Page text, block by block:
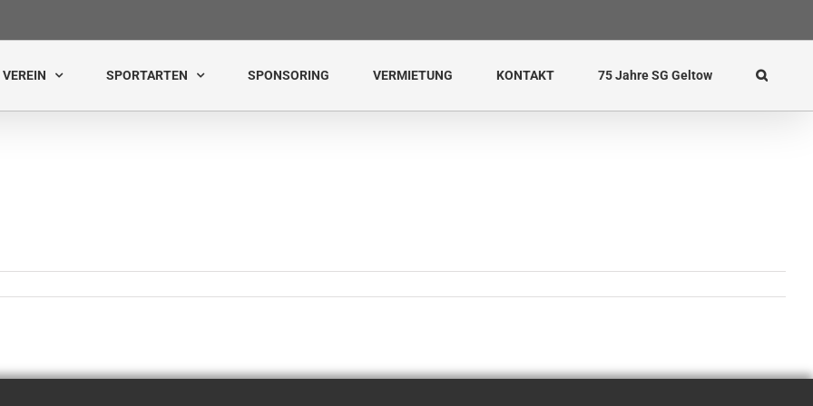
VEREIN SPORTARTEN SPONSORING VERMIETUNG KONTAKT 75 Jahre SG Geltow